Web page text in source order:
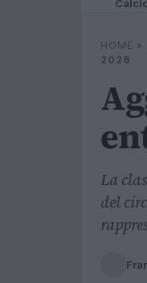
HOME »
2026
La
del